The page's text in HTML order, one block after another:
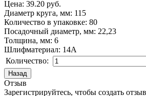
Цена: 39.20 руб.
Диаметр круга, мм: 115
Количество в упаковке: 80
Посадочный диаметр, мм: 22,23
Толщина, мм: 6
Шлифматериал: 14A
Количество:
Отзыв
Зарегистрируйтесь, чтобы создать